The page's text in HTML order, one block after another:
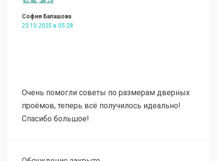
София Балашова
23.10.2025 в 05:28
Очень помогли советы по размерам дверных
проёмов, теперь всё получилось идеально!
Спасибо большое!